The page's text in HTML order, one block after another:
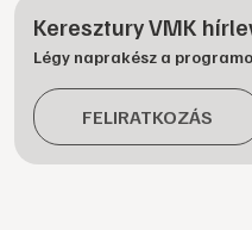
Keresztury VMK
Légy naprakész a
FELIRATKOZÁS